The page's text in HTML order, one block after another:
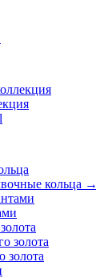
кольца →
золота
золота